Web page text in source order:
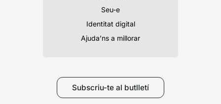
Seu-e
Identitat digital
Ajuda’ns a millorar
Subscriu-te al butlletí